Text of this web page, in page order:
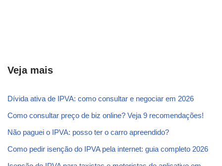
Veja mais
Dívida ativa de IPVA: como consultar e negociar em 2026
Como consultar preço de biz online? Veja 9 recomendações!
Não paguei o IPVA: posso ter o carro apreendido?
Como pedir isenção do IPVA pela internet: guia completo 2026